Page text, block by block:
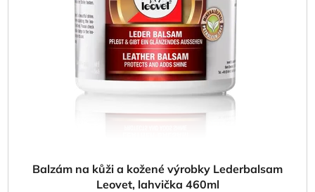
Balzám na kůži a kožené výrobky Lederbalsam
Leovet, lahvička 460ml